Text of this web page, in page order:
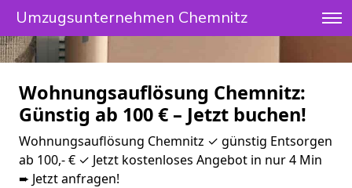
Umzugsunternehmen Chemnitz
Wohnungsauflösung Chemnitz:
Günstig ab 100 € – Jetzt buchen!
Wohnungsauflösung Chemnitz ✓ günstig Entsorgen
ab 100,- € ✓ Jetzt kostenloses Angebot in nur 4 Min
➨ Jetzt anfragen!